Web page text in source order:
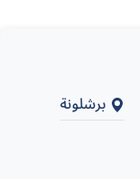
برشلونة